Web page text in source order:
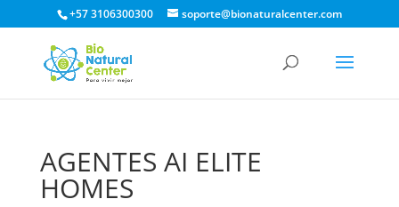
+57 3106300300 soporte@bionaturalcenter.com
AGENTES AI ELITE
HOMES